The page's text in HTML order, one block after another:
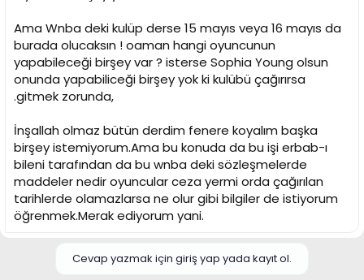
Ama Wnba deki kulüp derse 15 mayıs veya 16 mayıs da
burada olucaksın ! oaman hangi oyuncunun
yapabileceği birşey var ? isterse Sophia Young olsun
onunda yapabiliceği birşey yok ki kulübü çağırırsa
.gitmek zorunda,
İnşallah olmaz bütün derdim fenere koyalım başka
birşey istemiyorum.Ama bu konuda da bu işi erbab-ı
bileni tarafından da bu wnba deki sözleşmelerde
maddeler nedir oyuncular ceza yermi orda çağırılan
tarihlerde olamazlarsa ne olur gibi bilgiler de istiyorum
öğrenmek.Merak ediyorum yani.
Cevap yazmak için giriş yap yada kayıt ol.